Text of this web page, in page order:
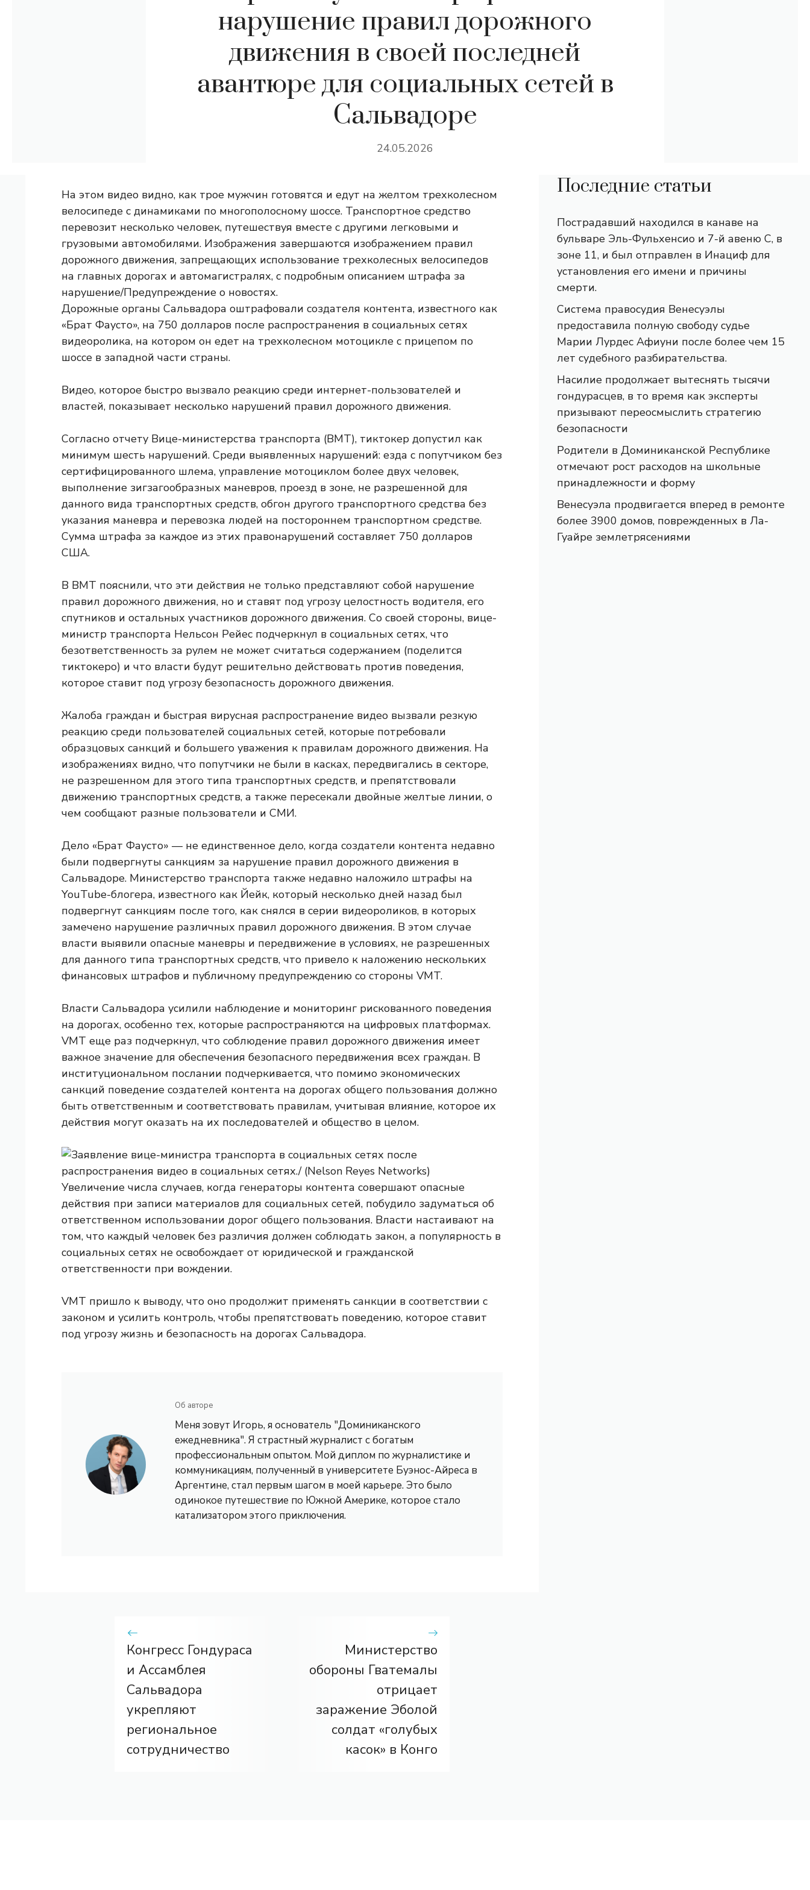
нарушение правил дорожного
движения в своей последней
авантюре для социальных сетей в
Сальвадоре
24.05.2026
На этом видео видно, как трое мужчин готовятся и едут на желтом трехколесном
велосипеде с динамиками по многополосному шоссе. Транспортное средство
перевозит несколько человек, путешествуя вместе с другими легковыми и
грузовыми автомобилями. Изображения завершаются изображением правил
дорожного движения, запрещающих использование трехколесных велосипедов
на главных дорогах и автомагистралях, с подробным описанием штрафа за
нарушение/Предупреждение о новостях.
Дорожные органы Сальвадора оштрафовали создателя контента, известного как
«Брат Фаусто», на 750 долларов после распространения в социальных сетях
видеоролика, на котором он едет на трехколесном мотоцикле с прицепом по
шоссе в западной части страны.
Видео, которое быстро вызвало реакцию среди интернет-пользователей и
властей, показывает несколько нарушений правил дорожного движения.
Согласно отчету Вице-министерства транспорта (ВМТ), тиктокер допустил как
минимум шесть нарушений. Среди выявленных нарушений: езда с попутчиком без
сертифицированного шлема, управление мотоциклом более двух человек,
выполнение зигзагообразных маневров, проезд в зоне, не разрешенной для
данного вида транспортных средств, обгон другого транспортного средства без
указания маневра и перевозка людей на постороннем транспортном средстве.
Сумма штрафа за каждое из этих правонарушений составляет 750 долларов
США.
В ВМТ пояснили, что эти действия не только представляют собой нарушение
правил дорожного движения, но и ставят под угрозу целостность водителя, его
спутников и остальных участников дорожного движения. Со своей стороны, вице-
министр транспорта Нельсон Рейес подчеркнул в социальных сетях, что
безответственность за рулем не может считаться содержанием (поделится
тиктокеро) и что власти будут решительно действовать против поведения,
которое ставит под угрозу безопасность дорожного движения.
Жалоба граждан и быстрая вирусная распространение видео вызвали резкую
реакцию среди пользователей социальных сетей, которые потребовали
образцовых санкций и большего уважения к правилам дорожного движения. На
изображениях видно, что попутчики не были в касках, передвигались в секторе,
не разрешенном для этого типа транспортных средств, и препятствовали
движению транспортных средств, а также пересекали двойные желтые линии, о
чем сообщают разные пользователи и СМИ.
Дело «Брат Фаусто» — не единственное дело, когда создатели контента недавно
были подвергнуты санкциям за нарушение правил дорожного движения в
Сальвадоре. Министерство транспорта также недавно наложило штрафы на
YouTube-блогера, известного как Йейк, который несколько дней назад был
подвергнут санкциям после того, как снялся в серии видеороликов, в которых
замечено нарушение различных правил дорожного движения. В этом случае
власти выявили опасные маневры и передвижение в условиях, не разрешенных
для данного типа транспортных средств, что привело к наложению нескольких
финансовых штрафов и публичному предупреждению со стороны VMT.
Власти Сальвадора усилили наблюдение и мониторинг рискованного поведения
на дорогах, особенно тех, которые распространяются на цифровых платформах.
VMT еще раз подчеркнул, что соблюдение правил дорожного движения имеет
важное значение для обеспечения безопасного передвижения всех граждан. В
институциональном послании подчеркивается, что помимо экономических
санкций поведение создателей контента на дорогах общего пользования должно
быть ответственным и соответствовать правилам, учитывая влияние, которое их
действия могут оказать на их последователей и общество в целом.
Увеличение числа случаев, когда генераторы контента совершают опасные
действия при записи материалов для социальных сетей, побудило задуматься об
ответственном использовании дорог общего пользования. Власти настаивают на
том, что каждый человек без различия должен соблюдать закон, а популярность в
социальных сетях не освобождает от юридической и гражданской
ответственности при вождении.
VMT пришло к выводу, что оно продолжит применять санкции в соответствии с
законом и усилить контроль, чтобы препятствовать поведению, которое ставит
под угрозу жизнь и безопасность на дорогах Сальвадора.
Об авторе
Меня зовут Игорь, я основатель "Доминиканского
ежедневника". Я страстный журналист с богатым
профессиональным опытом. Мой диплом по журналистике и
коммуникациям, полученный в университете Буэнос-Айреса в
Аргентине, стал первым шагом в моей карьере. Это было
одинокое путешествие по Южной Америке, которое стало
катализатором этого приключения.
Конгресс Гондураса
и Ассамблея
Сальвадора
укрепляют
региональное
сотрудничество
Министерство
обороны Гватемалы
отрицает
заражение Эболой
солдат «голубых
касок» в Конго
Последние статьи
Пострадавший находился в канаве на
бульваре Эль-Фульхенсио и 7-й авеню С, в
зоне 11, и был отправлен в Инациф для
установления его имени и причины
смерти.
Система правосудия Венесуэлы
предоставила полную свободу судье
Марии Лурдес Афиуни после более чем 15
лет судебного разбирательства.
Насилие продолжает вытеснять тысячи
гондурасцев, в то время как эксперты
призывают переосмыслить стратегию
безопасности
Родители в Доминиканской Республике
отмечают рост расходов на школьные
принадлежности и форму
Венесуэла продвигается вперед в ремонте
более 3900 домов, поврежденных в Ла-
Гуайре землетрясениями